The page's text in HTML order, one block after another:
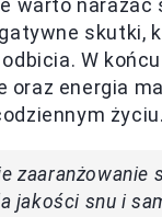
warto narażać
skutki,
W
oraz energia
życiu.
zaaranżowanie
jakości snu i